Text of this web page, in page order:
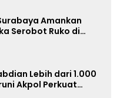
Amankan
Serobot Ruko di
Lebih dari 1.000
Akpol Perkuat